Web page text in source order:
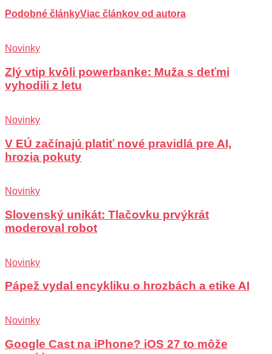
Podobné článkyViac článkov od autora
Novinky
Zlý vtip kvôli powerbanke: Muža s deťmi
vyhodili z letu
Novinky
V EÚ začínajú platiť nové pravidlá pre AI,
hrozia pokuty
Novinky
Slovenský unikát: Tlačovku prvýkrát
moderoval robot
Novinky
Pápež vydal encykliku o hrozbách a etike AI
Novinky
Google Cast na iPhone? iOS 27 to môže